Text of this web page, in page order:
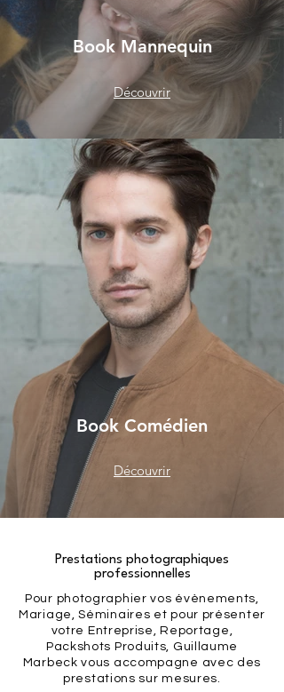
Book Mannequin
Découvrir
Book Comédien
Découvrir
Prestations photographiques
professionnelles
Pour photographier vos évènements,
Mariage, Séminaires et pour présenter
votre Entreprise, Reportage,
Packshots Produits, Guillaume
Marbeck vous accompagne avec des
prestations sur mesures.